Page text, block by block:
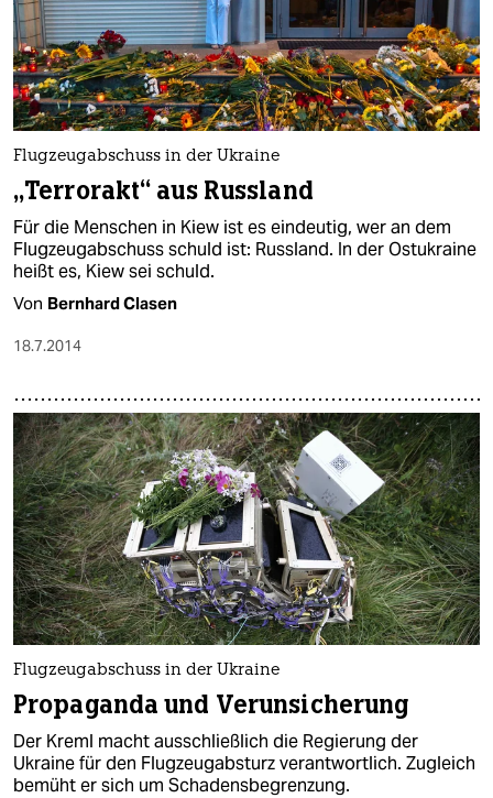
Flugzeugabschuss in der Ukraine
„Terrorakt“ aus Russland
Für die Menschen in Kiew ist es eindeutig, wer an dem
Flugzeugabschuss schuld ist: Russland. In der Ostukraine
heißt es, Kiew sei schuld.
Von Bernhard Clasen
18.7.2014
Flugzeugabschuss in der Ukraine
Propaganda und Verunsicherung
Der Kreml macht ausschließlich die Regierung der
Ukraine für den Flugzeugabsturz verantwortlich. Zugleich
bemüht er sich um Schadensbegrenzung.